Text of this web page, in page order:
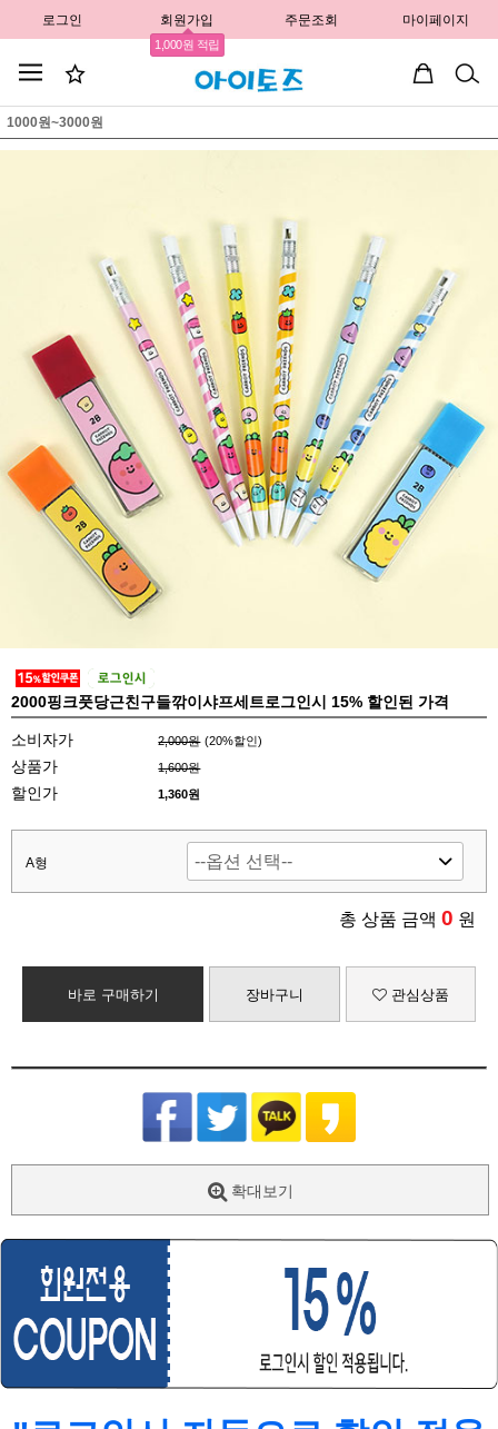
로그인 회원가입
1,000원 적립
주문조회 마이페이지
1000원~3000원
2000핑크풋당근친구들깎이샤프세트로그인시 15% 할인된 가격
소비자가 2,000원 (20%할인)
상품가 1,600원
할인가 1,360원
A형
총 상품 금액 0 원
바로 구매하기 장바구니 관심상품
확대보기